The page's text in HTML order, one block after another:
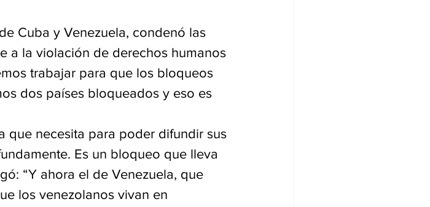
Cuba y Venezuela, condenó las
a la violación de derechos humanos
trabajar para que los bloqueos
dos países bloqueados y eso es
que necesita para poder difundir sus
Es un bloqueo que lleva
“Y ahora el de Venezuela, que
los venezolanos vivan en